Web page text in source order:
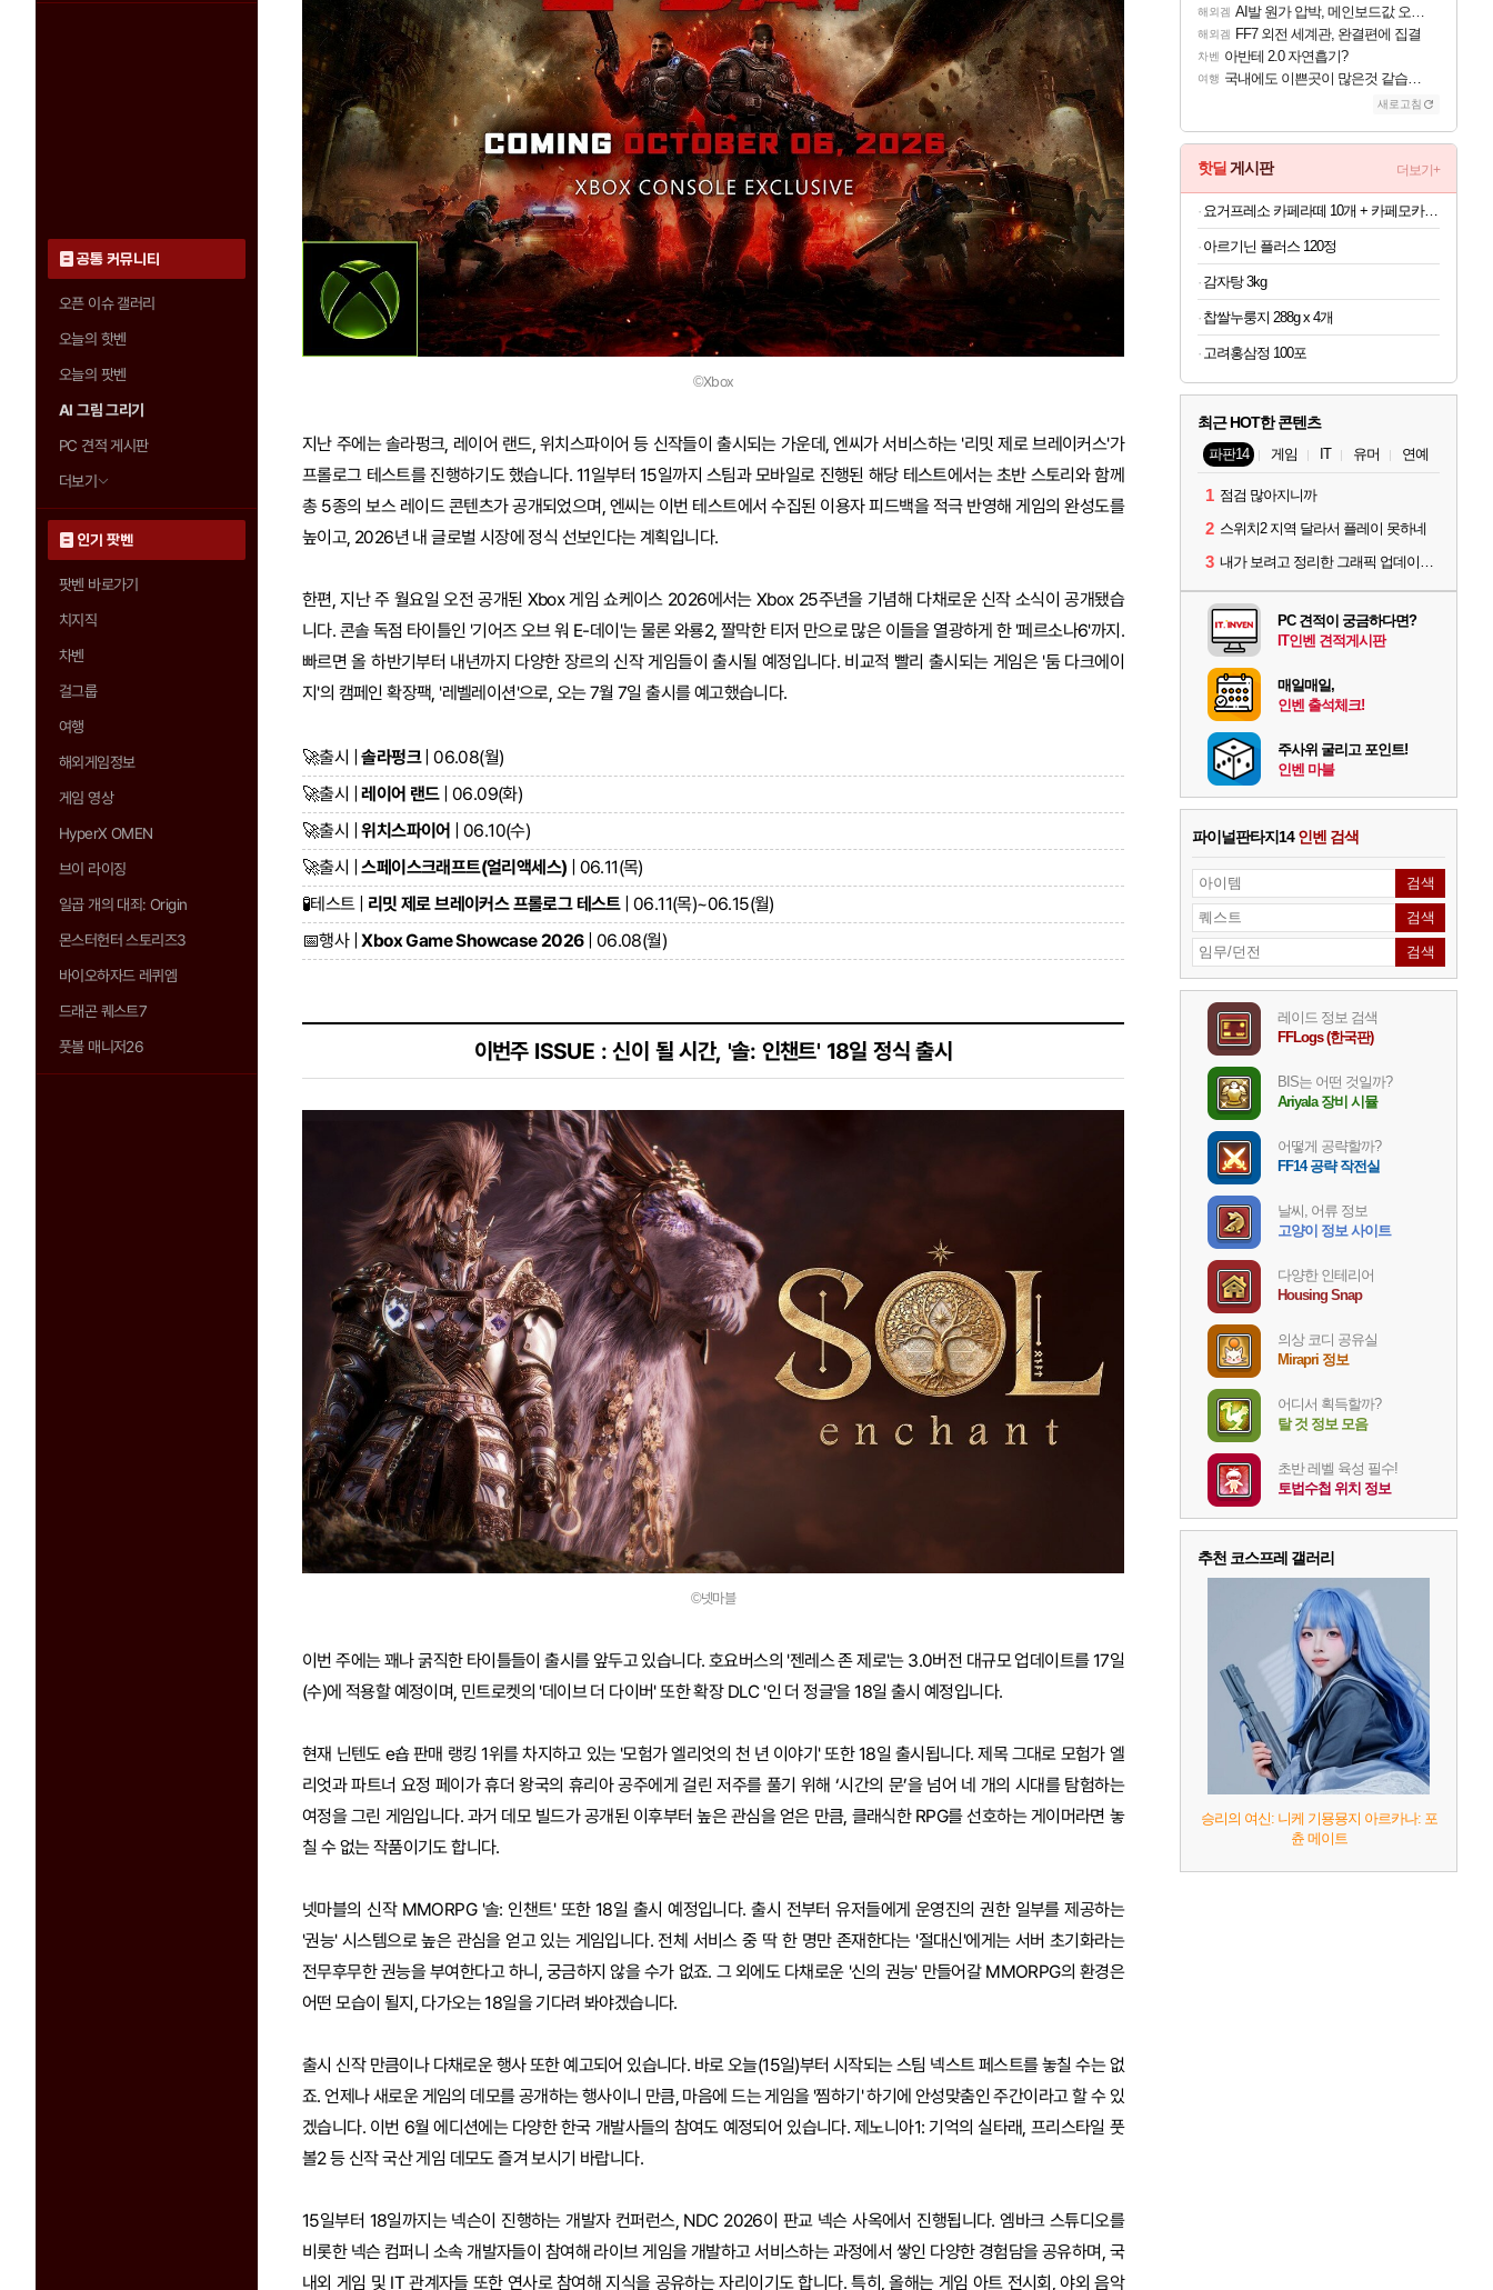
공통 커뮤니티
오픈 이슈 갤러리
오늘의 핫벤
오늘의 팟벤
AI 그림 그리기
PC 견적 게시판
더보기
인기 팟벤
팟벤 바로가기
치지직
차벤
걸그룹
여행
해외게임정보
게임 영상
HyperX OMEN
브이 라이징
일곱 개의 대죄: Origin
몬스터헌터 스토리즈3
바이오하자드 레퀴엠
드래곤 퀘스트7
풋볼 매니저26
©Xbox
지난 주에는 솔라펑크, 레이어 랜드, 위치스파이어 등 신작들이 출시되는 가운데, 엔씨가 서비스하는 '리밋 제로 브레이커스'가
프롤로그 테스트를 진행하기도 했습니다. 11일부터 15일까지 스팀과 모바일로 진행된 해당 테스트에서는 초반 스토리와 함께
총 5종의 보스 레이드 콘텐츠가 공개되었으며, 엔씨는 이번 테스트에서 수집된 이용자 피드백을 적극 반영해 게임의 완성도를
높이고, 2026년 내 글로벌 시장에 정식 선보인다는 계획입니다.
한편, 지난 주 월요일 오전 공개된 Xbox 게임 쇼케이스 2026에서는 Xbox 25주년을 기념해 다채로운 신작 소식이 공개됐습
니다. 콘솔 독점 타이틀인 '기어즈 오브 워 E-데이'는 물론 와룡2, 짤막한 티저 만으로 많은 이들을 열광하게 한 '페르소나6'까지.
빠르면 올 하반기부터 내년까지 다양한 장르의 신작 게임들이 출시될 예정입니다. 비교적 빨리 출시되는 게임은 '둠 다크에이
지'의 캠페인 확장팩, '레벨레이션'으로, 오는 7월 7일 출시를 예고했습니다.
🚀출시 |솔라펑크| 06.08(월)
🚀출시 |레이어 랜드| 06.09(화)
🚀출시 |위치스파이어
| 06.10(수)
🚀출시 |스페이스크래프트(얼리액세스) | 06.11(목)
🧪테스트 | 리밋 제로 브레이커스 프롤로그 테스트| 06.11(목)~06.15(월)
📅행사 |Xbox Game Showcase 2026| 06.08(월)
이번주 ISSUE : 신이 될 시간, '솔: 인챈트' 18일 정식 출시
©넷마블
이번 주에는 꽤나 굵직한 타이틀들이 출시를 앞두고 있습니다. 호요버스의 '젠레스 존 제로'는 3.0버전 대규모 업데이트를 17일
(수)에 적용할 예정이며, 민트로켓의 '데이브 더 다이버' 또한 확장 DLC '인 더 정글'을 18일 출시 예정입니다.
현재 닌텐도 e숍 판매 랭킹 1위를 차지하고 있는 '모험가 엘리엇의 천 년 이야기' 또한 18일 출시됩니다. 제목 그대로 모험가 엘
리엇과 파트너 요정 페이가 휴더 왕국의 휴리아 공주에게 걸린 저주를 풀기 위해 ‘시간의 문’을 넘어 네 개의 시대를 탐험하는
여정을 그린 게임입니다. 과거 데모 빌드가 공개된 이후부터 높은 관심을 얻은 만큼, 클래식한 RPG를 선호하는 게이머라면 놓
칠 수 없는 작품이기도 합니다.
넷마블의 신작 MMORPG '솔: 인챈트' 또한 18일 출시 예정입니다. 출시 전부터 유저들에게 운영진의 권한 일부를 제공하는
'권능' 시스템으로 높은 관심을 얻고 있는 게임입니다. 전체 서비스 중 딱 한 명만 존재한다는 '절대신'에게는 서버 초기화라는
전무후무한 권능을 부여한다고 하니, 궁금하지 않을 수가 없죠. 그 외에도 다채로운 '신의 권능' 만들어갈 MMORPG의 환경은
어떤 모습이 될지, 다가오는 18일을 기다려 봐야겠습니다.
출시 신작 만큼이나 다채로운 행사 또한 예고되어 있습니다. 바로 오늘(15일)부터 시작되는 스팀 넥스트 페스트를 놓칠 수는 없
죠. 언제나 새로운 게임의 데모를 공개하는 행사이니 만큼, 마음에 드는 게임을 '찜하기' 하기에 안성맞춤인 주간이라고 할 수 있
겠습니다. 이번 6월 에디션에는 다양한 한국 개발사들의 참여도 예정되어 있습니다. 제노니아1: 기억의 실타래, 프리스타일 풋
볼2 등 신작 국산 게임 데모도 즐겨 보시기 바랍니다.
15일부터 18일까지는 넥슨이 진행하는 개발자 컨퍼런스, NDC 2026이 판교 넥슨 사옥에서 진행됩니다. 엠바크 스튜디오를
비롯한 넥슨 컴퍼니 소속 개발자들이 참여해 라이브 게임을 개발하고 서비스하는 과정에서 쌓인 다양한 경험담을 공유하며, 국
내외 게임 및 IT 관계자들 또한 연사로 참여해 지식을 공유하는 자리이기도 합니다. 특히, 올해는 게임 아트 전시회, 야외 음악
해외겜 AI발 원가 압박, 메인보드값 오르나
해외겜 FF7 외전 세계관, 완결편에 집결
차벤 아반테 2.0 자연흡기?
여행 국내에도 이쁜곳이 많은것 같습니다
새로고침
핫딜 게시판 더보기+
요거프레소 카페라떼 10개 + 카페모카 10개
아르기닌 플러스 120정
감자탕 3kg
찹쌀누룽지 288g x 4개
고려홍삼정 100포
최근 HOT한 콘텐츠
파판14 게임 IT 유머 연예
1 점검 많아지니까
2 스위치2 지역 달라서 플레이 못하네
3 내가 보려고 정리한 그래픽 업데이트 의상 (*스포주의)
PC 견적이 궁금하다면?
IT인벤 견적게시판
매일매일,
인벤 출석체크!
주사위 굴리고 포인트!
인벤 마블
파이널판타지14인벤 검색
레이드 정보 검색
FFLogs (한국판)
BIS는 어떤 것일까?
Ariyala 장비 시뮬
어떻게 공략할까?
FF14 공략 작전실
날씨, 어류 정보
고양이 정보 사이트
다양한 인테리어
Housing Snap
의상 코디 공유실
Mirapri 정보
어디서 획득할까?
탈 것 정보 모음
초반 레벨 육성 필수!
토법수첩 위치 정보
추천 코스프레 갤러리
승리의 여신: 니케 기묭묭지 아르카나: 포
츈 메이트